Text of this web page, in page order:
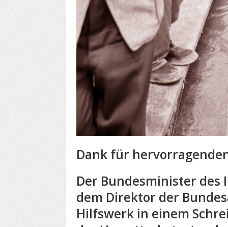
Dank für
Der Bundesminister des
dem Direktor der
Hilfswerk in einem